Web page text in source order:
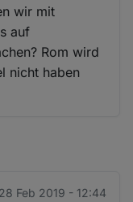
wir mit
auf
Rom wird
nicht haben
Feb 2019 - 12:44